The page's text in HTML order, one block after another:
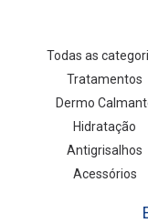
Todas as
Tratamentos
Dermo
Hidratação
Antigrisalhos
Acessórios